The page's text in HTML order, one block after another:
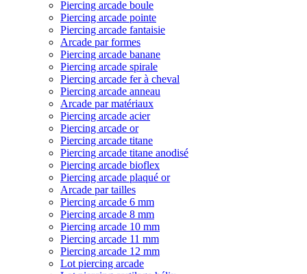
Piercing arcade boule
Piercing arcade pointe
Piercing arcade fantaisie
Arcade par formes
Piercing arcade banane
Piercing arcade spirale
Piercing arcade fer à cheval
Piercing arcade anneau
Arcade par matériaux
Piercing arcade acier
Piercing arcade or
Piercing arcade titane
Piercing arcade titane anodisé
Piercing arcade bioflex
Piercing arcade plaqué or
Arcade par tailles
Piercing arcade 6 mm
Piercing arcade 8 mm
Piercing arcade 10 mm
Piercing arcade 11 mm
Piercing arcade 12 mm
Lot piercing arcade